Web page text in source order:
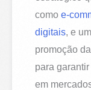
comoe-
digitais, e
promoção
para
em